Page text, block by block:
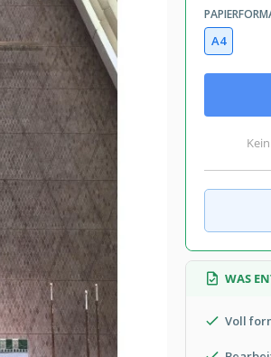
in diesem Monat
& Broschüren Vorlagen
& Broschüren Vorlagen
wie möglich für dies
Verwenden Sie unser
Sie Informationen über
andere Details. Arbeiten
A4
WAS
Voll